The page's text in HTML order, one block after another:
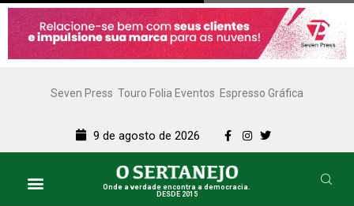
Seven Press Touro Folia Eventos Espresso Gráfica
9 de agosto de 2026
Onde a verdade encontra a democracia.
DESDE 2015